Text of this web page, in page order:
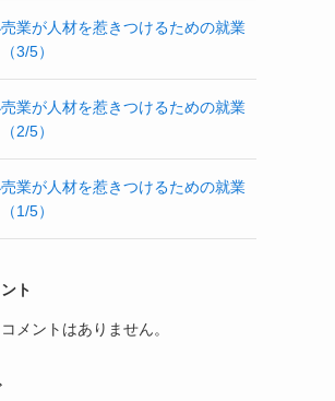
業が人材を惹きつけるための就業
3/5）
業が人材を惹きつけるための就業
2/5）
業が人材を惹きつけるための就業
1/5）
ト
メントはありません。